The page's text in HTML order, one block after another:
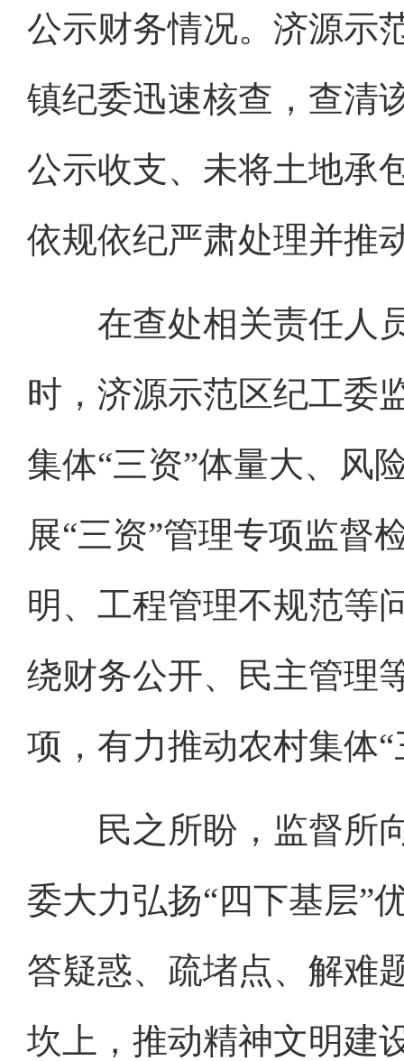
公示财务情况。济源示
镇纪委迅速核查，查清
公示收支、未将土地承
依规依纪严肃处理并推
在查处相关责任人员
时，济源示范区纪工委
集体“三资”体量大、风
展“三资”管理专项监督
明、工程管理不规范等
绕财务公开、民主管理
项，有力推动农村集体
民之所盼，监督所向
委大力弘扬“四下基层”
答疑惑、疏堵点、解难
坎上，推动精神文明建